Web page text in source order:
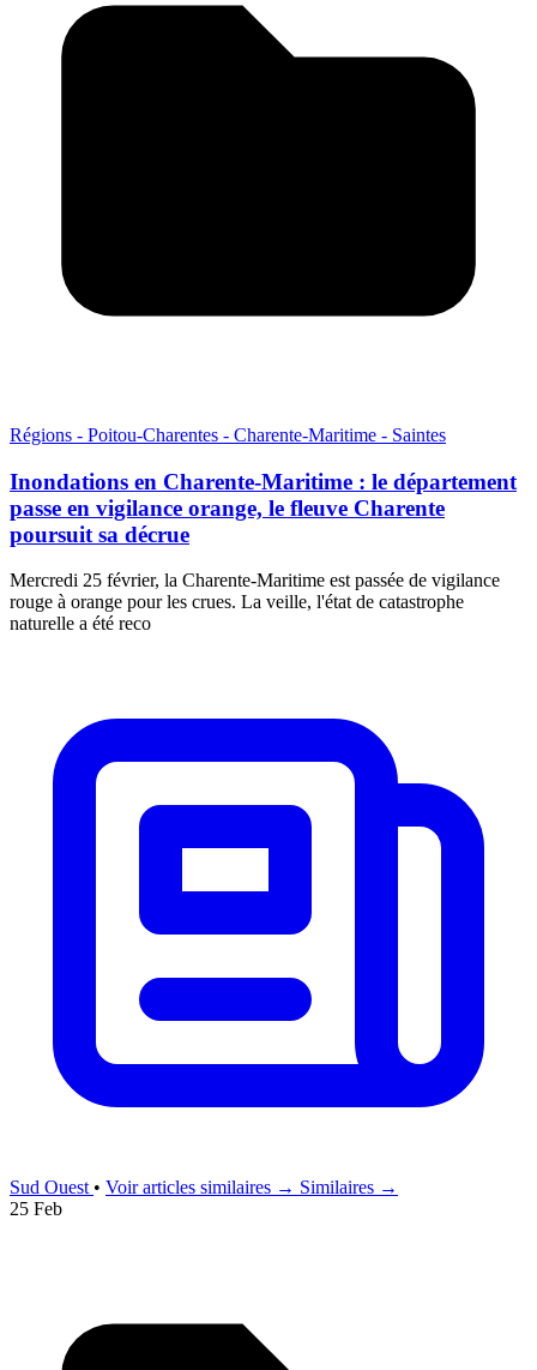
Régions - Poitou-Charentes - Charente-Maritime - Saintes
Inondations en Charente-Maritime : le département
passe en vigilance orange, le fleuve Charente
poursuit sa décrue
Mercredi 25 février, la Charente-Maritime est passée de vigilance
rouge à orange pour les crues. La veille, l'état de catastrophe
naturelle a été reco
Sud Ouest • Voir articles similaires → Similaires →
25 Feb